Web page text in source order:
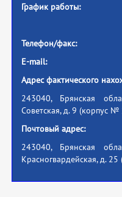
График работы:
Телефон/факс:
E-mail:
Адрес фактического
243040, Брянская
Советская, д. 9 (корпус №
Почтовый адрес:
243040, Брянская
Красногвардейская, д.